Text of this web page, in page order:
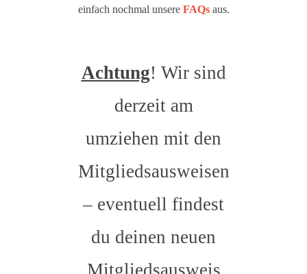
einfach nochmal unsere FAQsaus.
Achtung! Wir sind
derzeit am
umziehen mit den
Mitgliedsausweisen
– eventuell findest
du deinen neuen
Mitgliedsausweis